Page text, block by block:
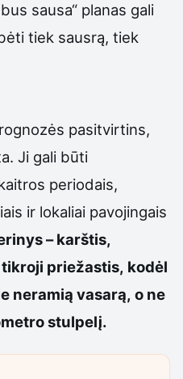
sausa“ planas gali
tiek sausrą, tiek
pasitvirtins,
Ji gali būti
periodais,
ir lokaliai pavojingais
– karštis,
priežastis, kodėl
neramią vasarą, o ne
stulpelį.